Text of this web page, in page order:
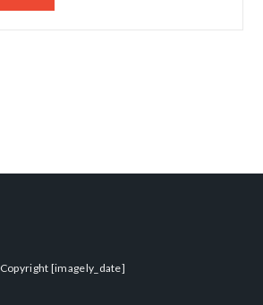
Copyright [imagely_date]